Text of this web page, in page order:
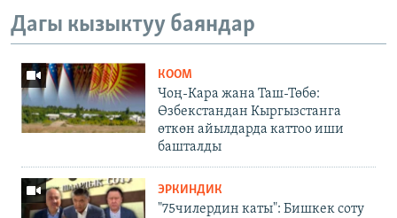
Дагы кызыктуу баяндар
КООМ
Чоң-Кара жана Таш-Төбө:
Өзбекстандан Кыргызстанга
өткөн айылдарда каттоо иши
башталды
ЭРКИНДИК
"75чилердин каты": Бишкек соту